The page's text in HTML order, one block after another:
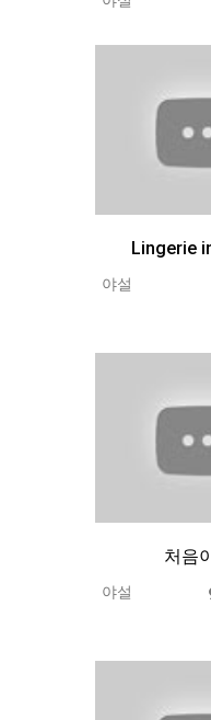
Lingerie
야설
처음
야설